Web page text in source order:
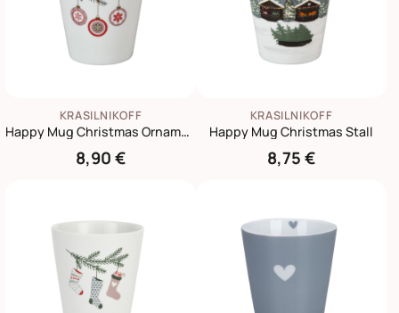
KRASILNIKOFF
Happy Mug Christmas Ornaments
8,90 €
KRASILNIKOFF
Happy Mug Christmas Stall
8,75 €